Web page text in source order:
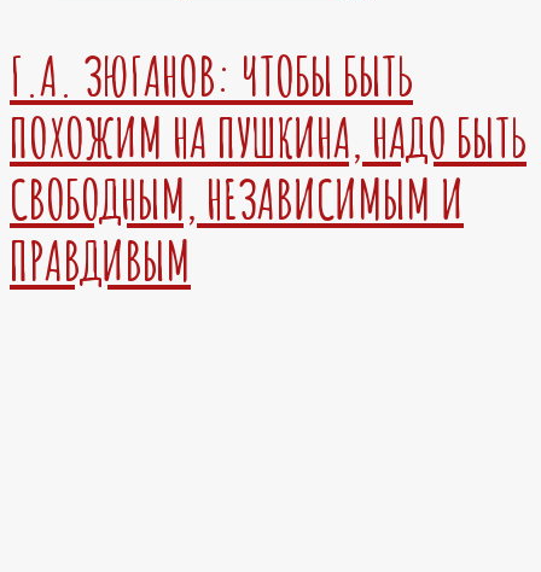
Г.А. ЗЮГАНОВ: ЧТОБЫ БЫТЬ
ПОХОЖИМ НА ПУШКИНА, НАДО БЫТЬ
СВОБОДНЫМ, НЕЗАВИСИМЫМ И
ПРАВДИВЫМ